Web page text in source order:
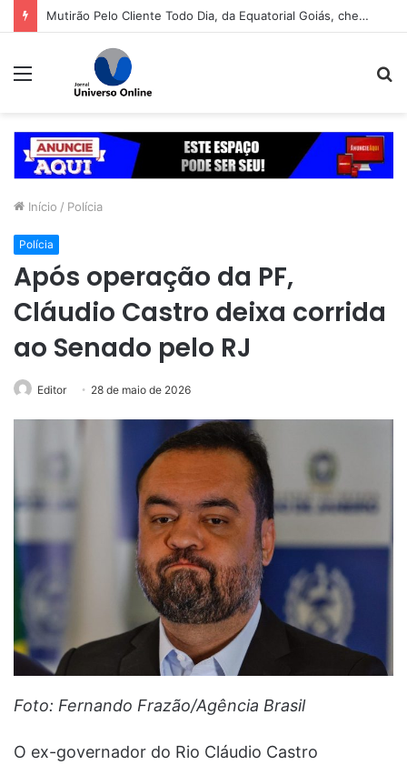
Mutirão Pelo Cliente Todo Dia, da Equatorial Goiás, chega a Goiânia na próxima segunda-feira (10)
Menu
Início / Polícia
Polícia
Após operação da PF,
Cláudio Castro deixa corrida
ao Senado pelo RJ
Editor 28 de maio de 2026
Foto: Fernando Frazão/Agência Brasil
O ex-governador do Rio Cláudio Castro